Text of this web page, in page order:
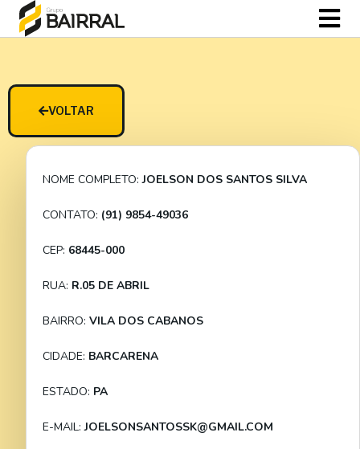
VOLTAR
NOME COMPLETO:JOELSON DOS SANTOS SILVA
CONTATO: (91) 9854-49036
CEP: 68445-000
RUA: R.05 DE ABRIL
BAIRRO: VILA DOS CABANOS
CIDADE: BARCARENA
ESTADO: PA
E-MAIL:JOELSONSANTOSSK@GMAIL.COM